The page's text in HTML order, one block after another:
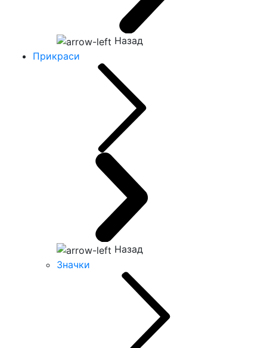
Назад
Прикраси
Назад
Значки